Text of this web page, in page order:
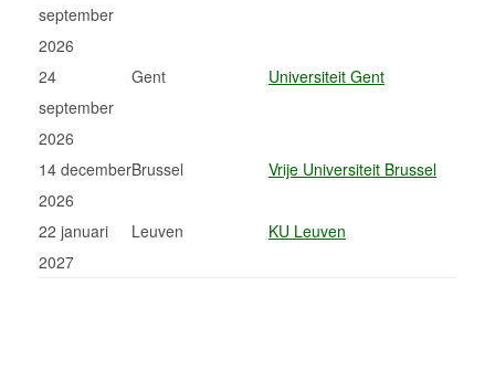
september
2026
24
september
2026
Gent Universiteit Gent
14 december
2026
Brussel Vrije Universiteit Brussel
22 januari
2027
Leuven KU Leuven